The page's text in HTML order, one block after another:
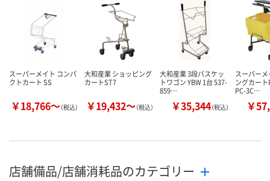
メーカー都合により
販売停止中です
メーカー都合により
販売停止中です
メーカー都
販売停止中
スーパーメイト コンパ
クトカート SS
￥18,766～（税込）
大和産業 ショッピング
カートST7
￥19,432～（税込）
大和産業 3段バスケッ
トワゴン YBW 1台 537-
859…
￥35,344（税込）
スーパー
ングカー
PC-3C…
￥
店舗備品/店舗消耗品のカテゴリー